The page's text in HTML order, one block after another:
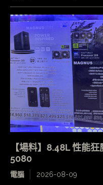
【場料】8.48L 性能
5080
電腦 2026-08-09